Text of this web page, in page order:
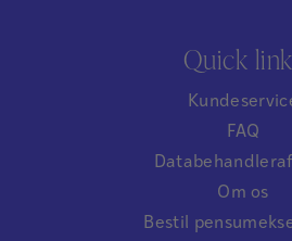
Quick
FAQ
Om os
Bestil